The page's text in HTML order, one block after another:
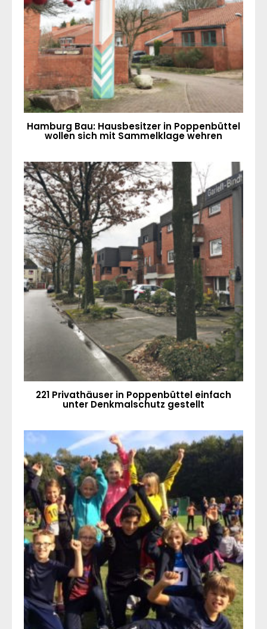
Hamburg Bau: Hausbesitzer in Poppenbüttel
wollen sich mit Sammelklage wehren
221 Privathäuser in Poppenbüttel einfach
unter Denkmalschutz gestellt